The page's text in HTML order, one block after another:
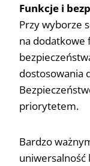
Funkcje i
Przy wyborze
na dodatkowe
dostosowania
priorytetem.
Bardzo